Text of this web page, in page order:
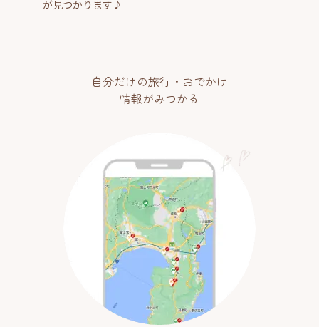
が見つかります♪
自分だけの旅行・おでかけ
情報がみつかる